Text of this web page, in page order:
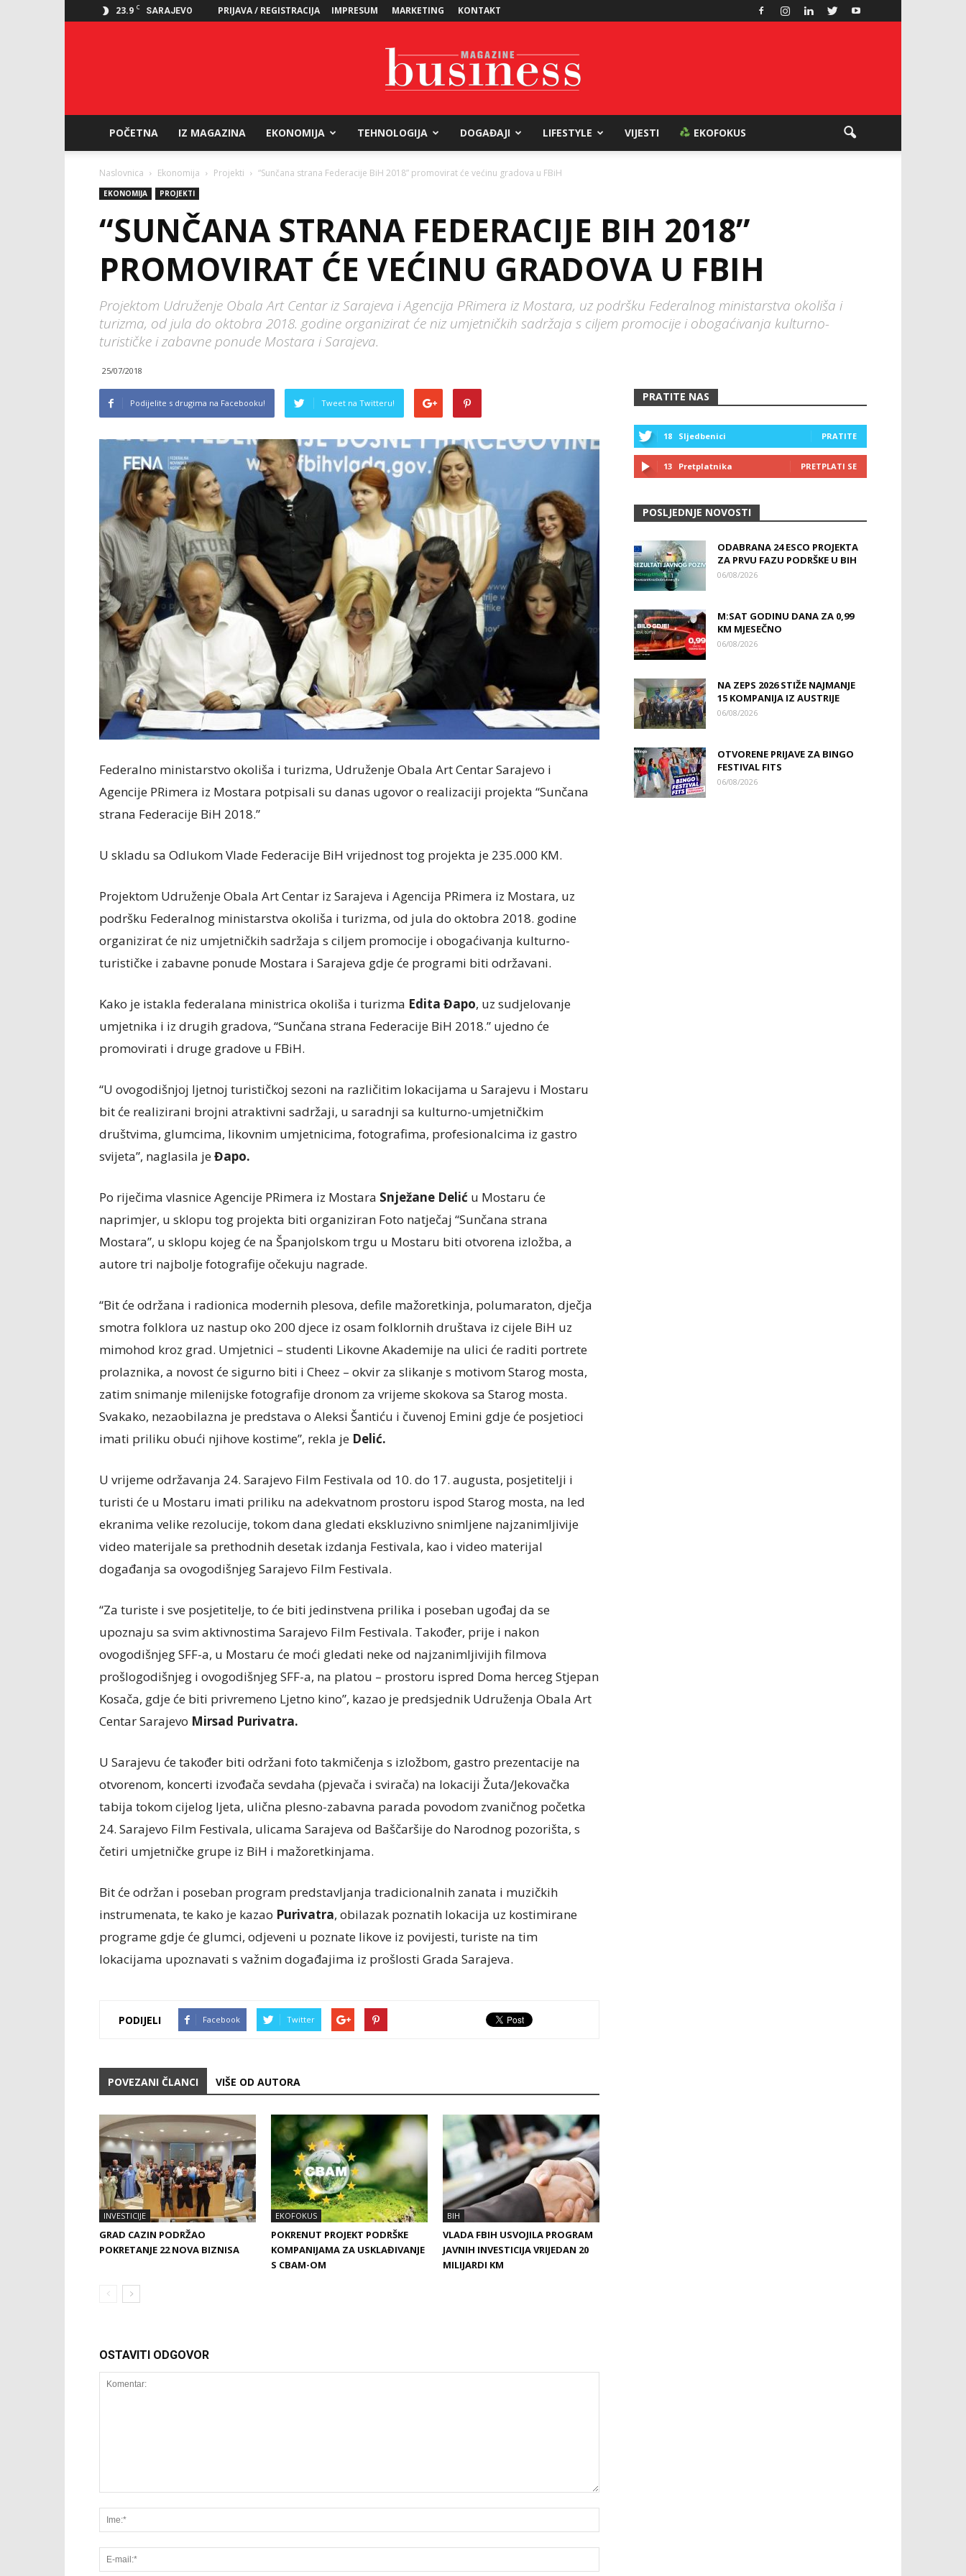
23.9 C SARAJEVO PRIJAVA / REGISTRACIJA IMPRESUM MARKETING KONTAKT
Magazine
POČETNA IZ MAGAZINA EKONOMIJA TEHNOLOGIJA DOGAĐAJI LIFESTYLE VIJESTI EKOFOKUS
Naslovnica Ekonomija Projekti “Sunčana strana Federacije BiH 2018” promovirat će većinu gradova u FBiH
EKONOMIJA PROJEKTI
“SUNČANA STRANA FEDERACIJE BIH 2018”
PROMOVIRAT ĆE VEĆINU GRADOVA U FBIH
Projektom Udruženje Obala Art Centar iz Sarajeva i Agencija PRimera iz Mostara, uz podršku Federalnog ministarstva okoliša i
turizma, od jula do oktobra 2018. godine organizirat će niz umjetničkih sadržaja s ciljem promocije i obogaćivanja kulturno-
turističke i zabavne ponude Mostara i Sarajeva.
25/07/2018
Podijelite s drugima na Facebooku! Tweet na Twitteru!
Federalno ministarstvo okoliša i turizma, Udruženje Obala Art Centar Sarajevo i
Agencije PRimera iz Mostara potpisali su danas ugovor o realizaciji projekta “Sunčana
strana Federacije BiH 2018.”
U skladu sa Odlukom Vlade Federacije BiH vrijednost tog projekta je 235.000 KM.
Projektom Udruženje Obala Art Centar iz Sarajeva i Agencija PRimera iz Mostara, uz
podršku Federalnog ministarstva okoliša i turizma, od jula do oktobra 2018. godine
organizirat će niz umjetničkih sadržaja s ciljem promocije i obogaćivanja kulturno-
turističke i zabavne ponude Mostara i Sarajeva gdje će programi biti održavani.
Kako je istakla federalana ministrica okoliša i turizma Edita Đapo, uz sudjelovanje
umjetnika i iz drugih gradova, “Sunčana strana Federacije BiH 2018.” ujedno će
promovirati i druge gradove u FBiH.
“U ovogodišnjoj ljetnoj turističkoj sezoni na različitim lokacijama u Sarajevu i Mostaru
bit će realizirani brojni atraktivni sadržaji, u saradnji sa kulturno-umjetničkim
društvima, glumcima, likovnim umjetnicima, fotografima, profesionalcima iz gastro
svijeta”, naglasila jeĐapo.
Po riječima vlasnice Agencije PRimera iz Mostara Snježane Delić u Mostaru će
naprimjer, u sklopu tog projekta biti organiziran Foto natječaj “Sunčana strana
Mostara”, u sklopu kojeg će na Španjolskom trgu u Mostaru biti otvorena izložba, a
autore tri najbolje fotografije očekuju nagrade.
“Bit će održana i radionica modernih plesova, defile mažoretkinja, polumaraton, dječja
smotra folklora uz nastup oko 200 djece iz osam folklornih društava iz cijele BiH uz
mimohod kroz grad. Umjetnici – studenti Likovne Akademije na ulici će raditi portrete
prolaznika, a novost će sigurno biti i Cheez – okvir za slikanje s motivom Starog mosta,
zatim snimanje milenijske fotografije dronom za vrijeme skokova sa Starog mosta.
Svakako, nezaobilazna je predstava o Aleksi Šantiću i čuvenoj Emini gdje će posjetioci
imati priliku obući njihove kostime”, rekla je Delić.
U vrijeme održavanja 24. Sarajevo Film Festivala od 10. do 17. augusta, posjetitelji i
turisti će u Mostaru imati priliku na adekvatnom prostoru ispod Starog mosta, na led
ekranima velike rezolucije, tokom dana gledati ekskluzivno snimljene najzanimljivije
video materijale sa prethodnih desetak izdanja Festivala, kao i video materijal
događanja sa ovogodišnjeg Sarajevo Film Festivala.
“Za turiste i sve posjetitelje, to će biti jedinstvena prilika i poseban ugođaj da se
upoznaju sa svim aktivnostima Sarajevo Film Festivala. Također, prije i nakon
ovogodišnjeg SFF-a, u Mostaru će moći gledati neke od najzanimljivijih filmova
prošlogodišnjeg i ovogodišnjeg SFF-a, na platou – prostoru ispred Doma herceg Stjepan
Kosača, gdje će biti privremeno Ljetno kino”, kazao je predsjednik Udruženja Obala Art
Centar Sarajevo Mirsad Purivatra.
U Sarajevu će također biti održani foto takmičenja s izložbom, gastro prezentacije na
otvorenom, koncerti izvođača sevdaha (pjevača i svirača) na lokaciji Žuta/Jekovačka
tabija tokom cijelog ljeta, ulična plesno-zabavna parada povodom zvaničnog početka
24. Sarajevo Film Festivala, ulicama Sarajeva od Baščaršije do Narodnog pozorišta, s
četiri umjetničke grupe iz BiH i mažoretkinjama.
Bit će održan i poseban program predstavljanja tradicionalnih zanata i muzičkih
instrumenata, te kako je kazao Purivatra, obilazak poznatih lokacija uz kostimirane
programe gdje će glumci, odjeveni u poznate likove iz povijesti, turiste na tim
lokacijama upoznavati s važnim događajima iz prošlosti Grada Sarajeva.
PODIJELI Facebook Twitter
POVEZANI ČLANCI VIŠE OD AUTORA
INVESTICIJE
GRAD CAZIN PODRŽAO
POKRETANJE 22 NOVA BIZNISA
EKOFOKUS
POKRENUT PROJEKT PODRŠKE
KOMPANIJAMA ZA USKLAĐIVANJE
S CBAM-OM
BIH
VLADA FBIH USVOJILA PROGRAM
JAVNIH INVESTICIJA VRIJEDAN 20
MILIJARDI KM
OSTAVITI ODGOVOR
PRATITE NAS
18 Sljedbenici PRATITE
13 Pretplatnika PRETPLATI SE
POSLJEDNJE NOVOSTI
ODABRANA 24 ESCO PROJEKTA
ZA PRVU FAZU PODRŠKE U BIH
06/08/2026
M:SAT GODINU DANA ZA 0,99
KM MJESEČNO
06/08/2026
NA ZEPS 2026 STIŽE NAJMANJE
15 KOMPANIJA IZ AUSTRIJE
06/08/2026
OTVORENE PRIJAVE ZA BINGO
FESTIVAL FITS
06/08/2026